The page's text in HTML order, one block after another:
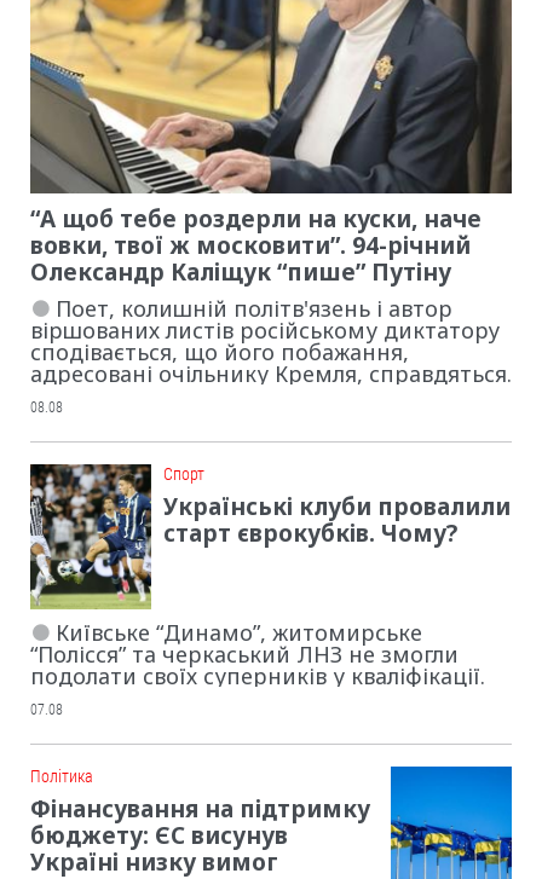
“А щоб тебе роздерли на куски, наче
вовки, твої ж московити”. 94-річний
Олександр Каліщук “пише” Путіну
Поет, колишній політв'язень і автор
віршованих листів російському диктатору
сподівається, що його побажання,
адресовані очільнику Кремля, справдяться.
08.08
Cпорт
Українські клуби провалили
старт єврокубків. Чому?
Київське “Динамо”, житомирське
“Полісся” та черкаський ЛНЗ не змогли
подолати своїх суперників у кваліфікації.
07.08
Політика
Фінансування на підтримку
бюджету: ЄС висунув
Україні низку вимог